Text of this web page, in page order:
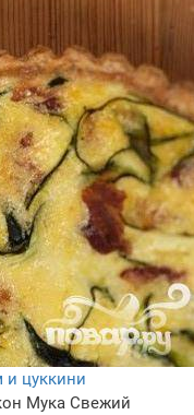
и цуккини
Мука Свежий